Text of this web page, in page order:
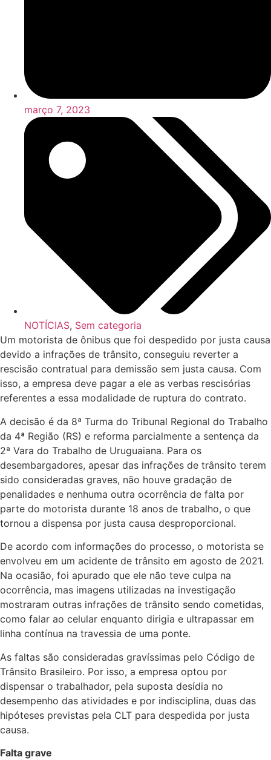
março 7, 2023
NOTÍCIAS, Sem categoria
Um motorista de ônibus que foi despedido por justa causa
devido a infrações de trânsito, conseguiu reverter a
rescisão contratual para demissão sem justa causa. Com
isso, a empresa deve pagar a ele as verbas rescisórias
referentes a essa modalidade de ruptura do contrato.
A decisão é da 8ª Turma do Tribunal Regional do Trabalho
da 4ª Região (RS) e reforma parcialmente a sentença da
2ª Vara do Trabalho de Uruguaiana. Para os
desembargadores, apesar das infrações de trânsito terem
sido consideradas graves, não houve gradação de
penalidades e nenhuma outra ocorrência de falta por
parte do motorista durante 18 anos de trabalho, o que
tornou a dispensa por justa causa desproporcional.
De acordo com informações do processo, o motorista se
envolveu em um acidente de trânsito em agosto de 2021.
Na ocasião, foi apurado que ele não teve culpa na
ocorrência, mas imagens utilizadas na investigação
mostraram outras infrações de trânsito sendo cometidas,
como falar ao celular enquanto dirigia e ultrapassar em
linha contínua na travessia de uma ponte.
As faltas são consideradas gravíssimas pelo Código de
Trânsito Brasileiro. Por isso, a empresa optou por
dispensar o trabalhador, pela suposta desídia no
desempenho das atividades e por indisciplina, duas das
hipóteses previstas pela CLT para despedida por justa
causa.
Falta grave